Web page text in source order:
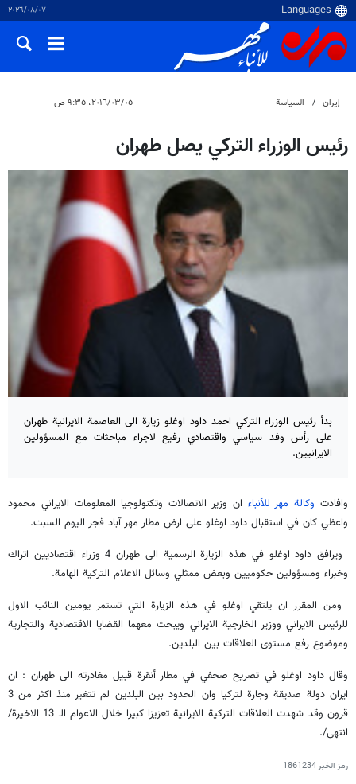
٠٧‏/٠٨‏/٢٠٢٦
إيران السياسة ٠٥‏/٠٣‏/٢٠١٦، ٩:٣٥ ص
رئيس الوزراء التركي يصل طهران
بدأ رئيس الوزراء التركي احمد داود اوغلو زيارة الى العاصمة الايرانية طهران
على رأس وفد سياسي واقتصادي رفيع لاجراء مباحثات مع المسؤولين
الايرانيين.
وافادت وكالة مهر للأنباء ان وزير الاتصالات وتكنولوجيا المعلومات الايراني محمود
واعظي كان في استقبال داود اوغلو على ارض مطار مهر آباد فجر اليوم السبت.
ويرافق داود اوغلو في هذه الزيارة الرسمية الى طهران 4 وزراء اقتصاديين اتراك
وخبراء ومسؤولين حكوميين وبعض ممثلي وسائل الاعلام التركية الهامة.
ومن المقرر ان يلتقي اوغلو في هذه الزيارة التي تستمر يومين النائب الاول
للرئيس الايراني ووزير الخارجية الايراني ويبحث معهما القضايا الاقتصادية والتجارية
وموضوع رفع مستوى العلاقات بين البلدين.
وقال داود اوغلو في تصريح صحفي في مطار أنقرة قبيل مغادرته الى طهران : ان
ايران دولة صديقة وجارة لتركيا وان الحدود بين البلدين لم تتغير منذ اكثر من 3
قرون وقد شهدت العلاقات التركية الايرانية تعزيزا كبيرا خلال الاعوام الـ 13 الاخيرة/
انتهى/.
رمز الخبر1861234